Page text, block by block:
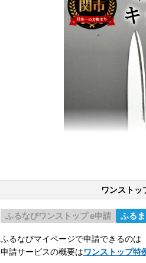
ワンストッ
ふるなびワンストップ e申請 ふる
ふるなびマイページで申請できるのは
申請サービスの概要はワンストップ特